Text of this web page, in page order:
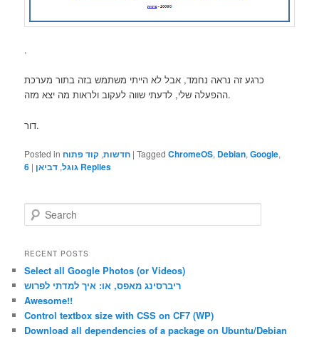
.
כרגע זה נראה נחמד, אבל לא הייתי משתמש בזה בתור מערכת
ההפעלה שלי, לדעתי שווה לעקוב ולראות מה יצא מזה.
דור.
Posted in חדשות, קוד פתוח |Tagged ChromeOS, Debian,Google,
גוגל, דביאן |
6 Replies
e
r
h
RECENT POSTS
Select all Google Photos (or Videos)
ריברסינג מאפס, או: איך למדתי לפרוש
Awesome!!
Control textbox size with CSS on CF7 (WP)
Download all dependencies of a package on Ubuntu/Debian